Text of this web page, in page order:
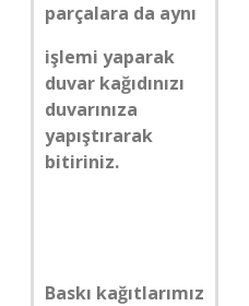
parçalara da aynı
işlemi yaparak
duvar kağıdınızı
duvarınıza
yapıştırarak
bitiriniz.
Baskı kağıtlarımız